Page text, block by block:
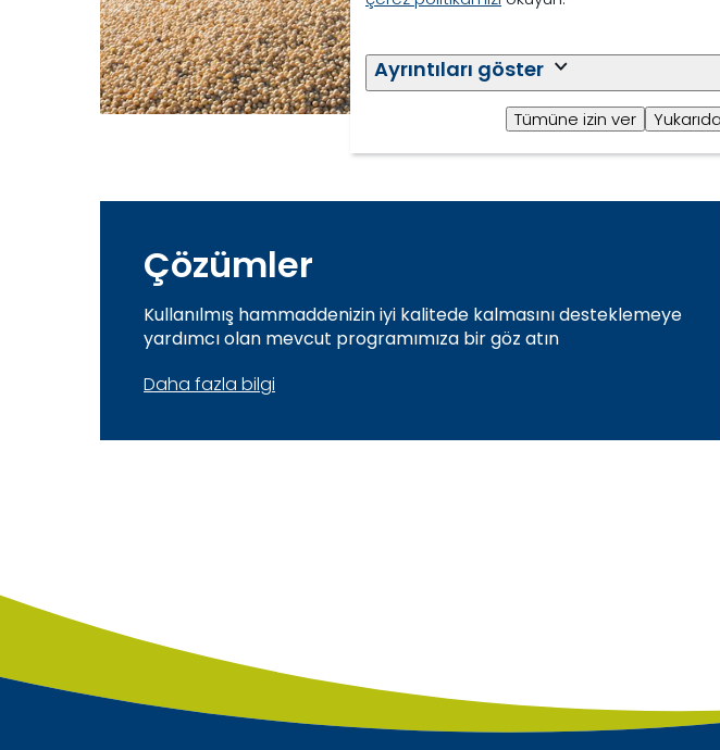
Ayrıntıları göster
Tümüne izin ver
Çözümler
Kullanılmış hammaddenizin iyi kalitede kalmasını desteklemeye
yardımcı olan mevcut programımıza bir göz atın
Daha fazla bilgi